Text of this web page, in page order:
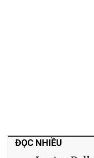
ĐỌC NHIỀU